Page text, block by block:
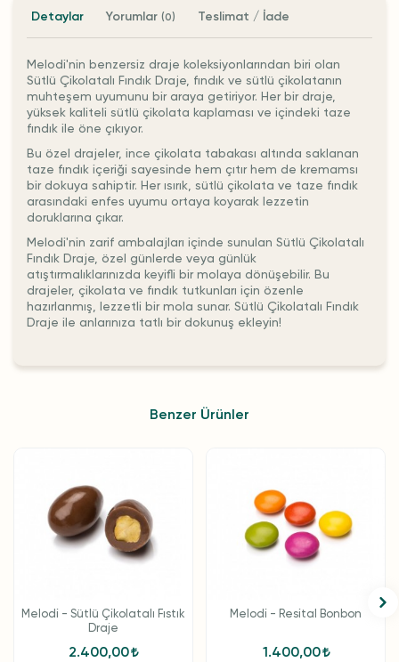
Detaylar Yorumlar (0) Teslimat / İade
Melodi'nin benzersiz draje koleksiyonlarından biri olan
Sütlü Çikolatalı Fındık Draje, fındık ve sütlü çikolatanın
muhteşem uyumunu bir araya getiriyor. Her bir draje,
yüksek kaliteli sütlü çikolata kaplaması ve içindeki taze
fındık ile öne çıkıyor.
Bu özel drajeler, ince çikolata tabakası altında saklanan
taze fındık içeriği sayesinde hem çıtır hem de kremamsı
bir dokuya sahiptir. Her ısırık, sütlü çikolata ve taze fındık
arasındaki enfes uyumu ortaya koyarak lezzetin
doruklarına çıkar.
Melodi'nin zarif ambalajları içinde sunulan Sütlü Çikolatalı
Fındık Draje, özel günlerde veya günlük
atıştırmalıklarınızda keyifli bir molaya dönüşebilir. Bu
drajeler, çikolata ve fındık tutkunları için özenle
hazırlanmış, lezzetli bir mola sunar. Sütlü Çikolatalı Fındık
Draje ile anlarınıza tatlı bir dokunuş ekleyin!
Benzer Ürünler
Melodi - Sütlü Çikolatalı Fıstık
Draje
2.400,00
Melodi - Resital Bonbon
1.400,00